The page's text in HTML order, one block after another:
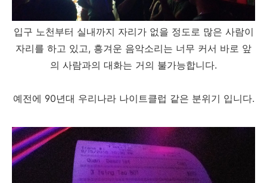
입구 노천부터 실내까지 자리가 없을 정도로 많은 사람이
자리를 하고 있고, 흥겨운 음악소리는 너무 커서 바로 앞
의 사람과의 대화는 거의 불가능합니다.
예전에 90년대 우리나라 나이트클럽 같은 분위기 입니다.